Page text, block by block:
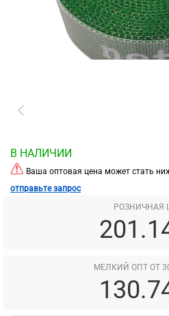
В НАЛИЧИИ
Ваша оптовая цена может стать
отправьте запрос
РОЗНИЧНАЯ
МЕЛКИЙ ОПТ ОТ